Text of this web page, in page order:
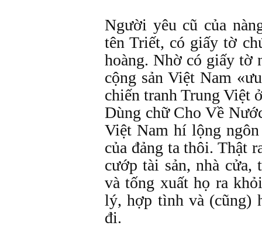
Người yêu cũ của
tên Triết, có giấy tờ
hoàng. Nhờ có giấy tờ
cộng sản Việt Nam
chiến tranh Trung Việt
Dùng chữ Cho Về
Việt Nam hí lộng
của đảng ta thôi. Thật
cướp tài sản, nhà
và tống xuất họ ra
lý, hợp tình và (cũng)
đi.